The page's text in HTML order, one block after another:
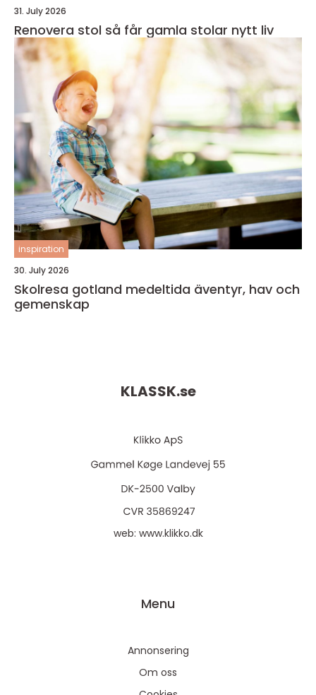
31. July 2026
Renovera stol så får gamla stolar nytt liv
inspiration
30. July 2026
Skolresa gotland medeltida äventyr, hav och
gemenskap
KLASSK.se
web: www.klikko.dk
Menu
Annonsering
Om oss